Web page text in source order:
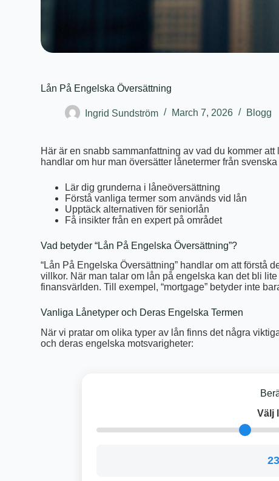
Lån På Engelska Översättning
Ingrid Sundström March 7, 2026 Blogg
Här är en snabb sammanfattning av vad du kommer
handlar om hur man översätter lånetermer från
Lär dig grunderna i låneöversättning
Förstå vanliga termer som används vid lån
Upptäck alternativen för seniorlån
Få insikter från en expert på området
Vad betyder “Lån På Engelska Översättning”?
“Lån På Engelska Översättning” handlar om att förstå
villkor. När man talar om lån på engelska kan det bli
finansvärlden. Till exempel, “mortgage” betyder inte
Vanliga Lånetyper och Deras Engelska Termen
När vi pratar om olika typer av lån finns det några
och deras engelska motsvarigheter:
Välj